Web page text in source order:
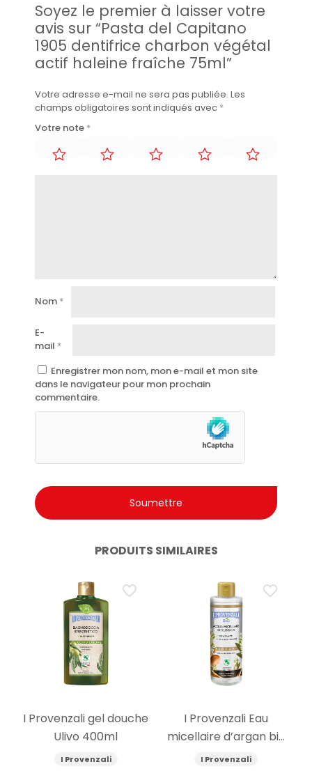
Soyez le premier à laisser votre
avis sur “Pasta del Capitano
1905 dentifrice charbon végétal
actif haleine fraîche 75ml”
Votre adresse e-mail ne sera pas publiée. Les
champs obligatoires sont indiqués avec *
Votre note *
Nom *
E-
mail *
Enregistrer mon nom, mon e-mail et mon site
dans le navigateur pour mon prochain
commentaire.
PRODUITS SIMILAIRES
I Provenzali gel douche
Ulivo 400ml
I Provenzali
I Provenzali Eau
micellaire d’argan bio
400ml
I Provenzali